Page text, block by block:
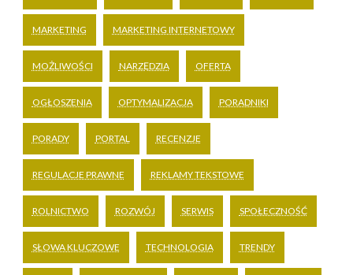
MARKETING MARKETING INTERNETOWY
MOŻLIWOŚCI NARZĘDZIA OFERTA
OGŁOSZENIA OPTYMALIZACJA PORADNIKI
PORADY PORTAL RECENZJE
REGULACJE PRAWNE REKLAMY TEKSTOWE
ROLNICTWO ROZWÓJ SERWIS SPOŁECZNOŚĆ
SŁOWA KLUCZOWE TECHNOLOGIA TRENDY